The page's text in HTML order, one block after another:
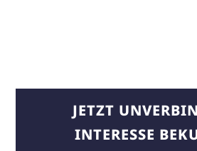
JETZT
INTERESSE